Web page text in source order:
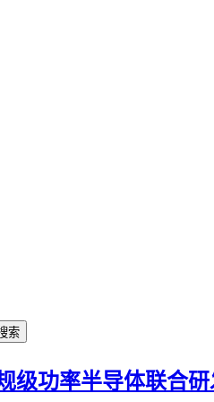
级功率半导体联合